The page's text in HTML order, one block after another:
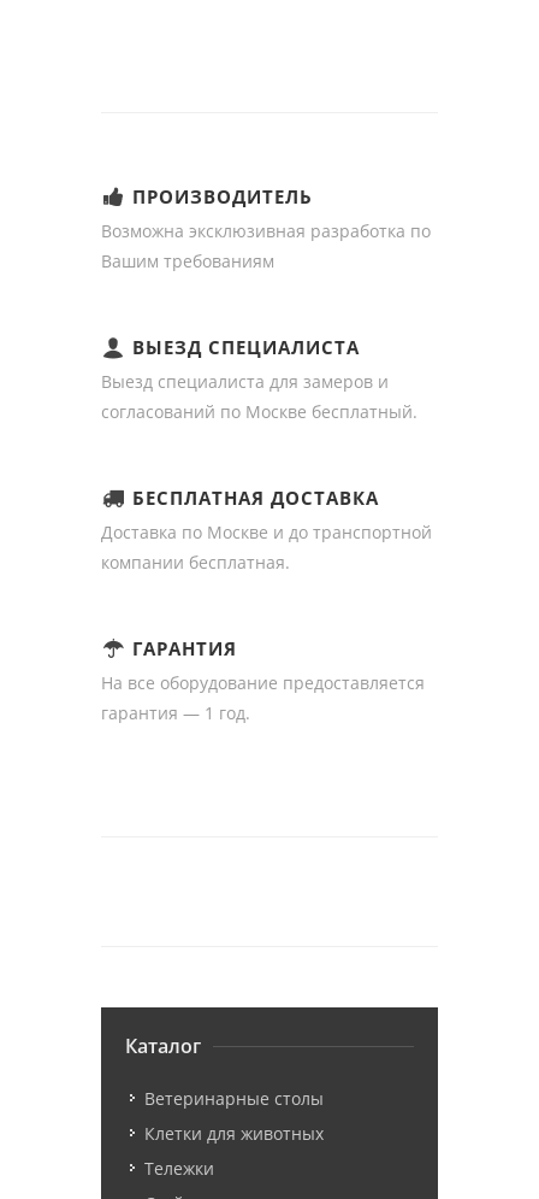
ПРОИЗВОДИТЕЛЬ
Возможна эксклюзивная разработка по
Вашим требованиям
ВЫЕЗД СПЕЦИАЛИСТА
Выезд специалиста для замеров и
согласований по Москве бесплатный.
БЕСПЛАТНАЯ ДОСТАВКА
Доставка по Москве и до транспортной
компании бесплатная.
ГАРАНТИЯ
На все оборудование предоставляется
гарантия — 1 год.
Каталог
Ветеринарные столы
Клетки для животных
Тележки